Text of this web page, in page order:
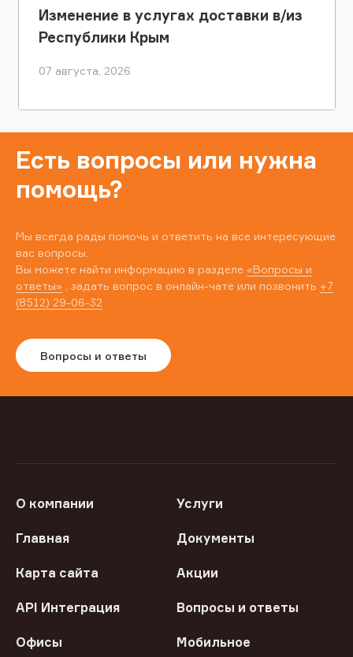
Изменение в услугах доставки в/из
Республики Крым
07 августа, 2026
Есть вопросы или нужна
помощь?
Мы всегда рады помочь и ответить на все интересующие
вас вопросы.
Вы можете найти информацию в разделе «Вопросы и
ответы» , задать вопрос в онлайн-чате или позвонить +7
(8512) 29-06-32
Вопросы и ответы
О компании Услуги
Главная Документы
Карта сайта Акции
API Интеграция Вопросы и ответы
Офисы
Мобильное